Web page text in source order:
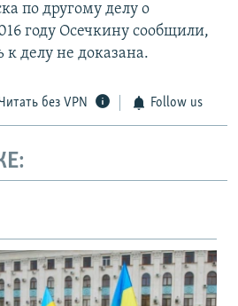
по другому делу о
году Осечкину сообщили,
к делу не доказана.
без VPN Follow us